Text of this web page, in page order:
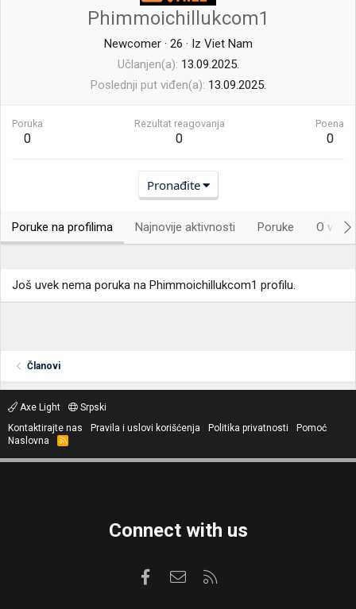
Phimmoichillukcom1
Newcomer · 26 · Iz Viet Nam
Učlanjen(a) 13.09.2025.
Poslednji put viđen(a) 13.09.2025.
Poruka
0
Rezultat reagovanja
0
Poena
0
Pronađite
Poruke na profilima Najnovije aktivnosti Poruke O
Još uvek nema poruka na Phimmoichillukcom1 profilu.
Članovi
Axe Light
Srpski
Kontaktirajte nas
Pravila i uslovi korišćenja Politika privatnosti
Pomoć
Naslovna
R
S
Connect with us
FacebookKontaktirajte nas